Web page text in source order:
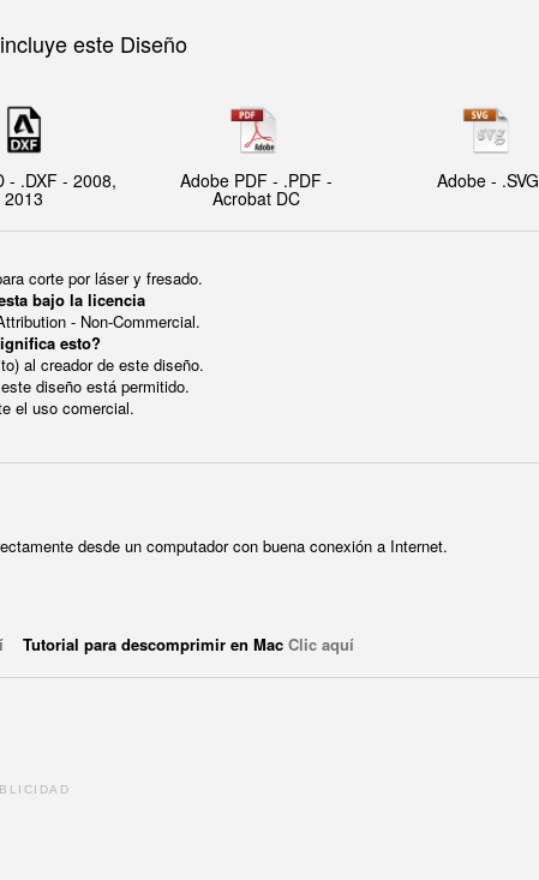
este Diseño
- .DXF - 2008,
2013
Adobe PDF - .PDF -
Acrobat DC
Adobe - .SVG
corte por láser y fresado.
bajo la licencia
- Non-Commercial.
esto?
al creador de este diseño.
diseño está permitido.
el uso comercial.
desde un computador con buena conexión a Internet.
Tutorial para descomprimir en Mac Clic aquí